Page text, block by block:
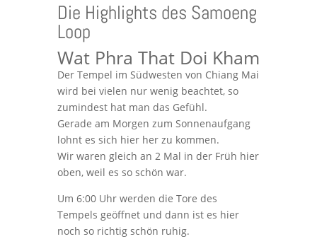
Die Highlights des Samoeng
Loop
Wat Phra That Doi Kham
Der Tempel im Südwesten von Chiang Mai
wird bei vielen nur wenig beachtet, so
zumindest hat man das Gefühl.
Gerade am Morgen zum Sonnenaufgang
lohnt es sich hier her zu kommen.
Wir waren gleich an 2 Mal in der Früh hier
oben, weil es so schön war.
Um 6:00 Uhr werden die Tore des
Tempels geöffnet und dann ist es hier
noch so richtig schön ruhig.